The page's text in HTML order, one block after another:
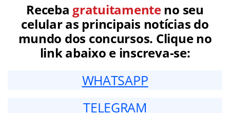
Receba gratuitamenteno seu
celular as principais notícias do
mundo dos concursos. Clique no
link abaixo e inscreva-se:
WHATSAPP
TELEGRAM